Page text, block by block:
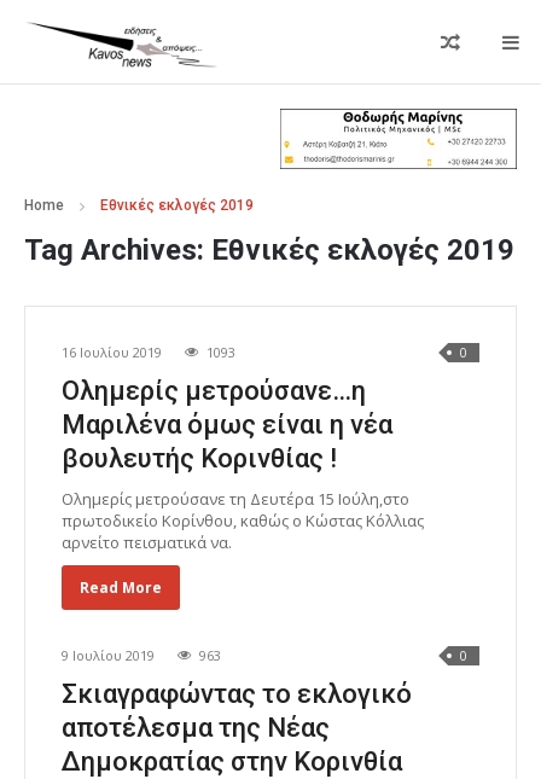
Home Εθνικές εκλογές 2019
Tag Archives: Εθνικές εκλογές 2019
16 Ιουλίου 2019 1093 0
Ολημερίς μετρούσανε…η
Μαριλένα όμως είναι η νέα
βουλευτής Κορινθίας !
Ολημερίς μετρούσανε τη Δευτέρα 15 Ιούλη,στο
πρωτοδικείο Κορίνθου, καθώς ο Κώστας Κόλλιας
αρνείτο πεισματικά να.
Read More
9 Ιουλίου 2019 963 0
Σκιαγραφώντας το εκλογικό
αποτέλεσμα της Νέας
Δημοκρατίας στην Κορινθία